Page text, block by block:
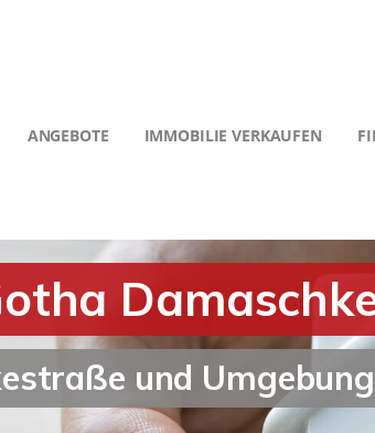
ANGEBOTE IMMOBILIE VERKAUFEN
und Umgebung